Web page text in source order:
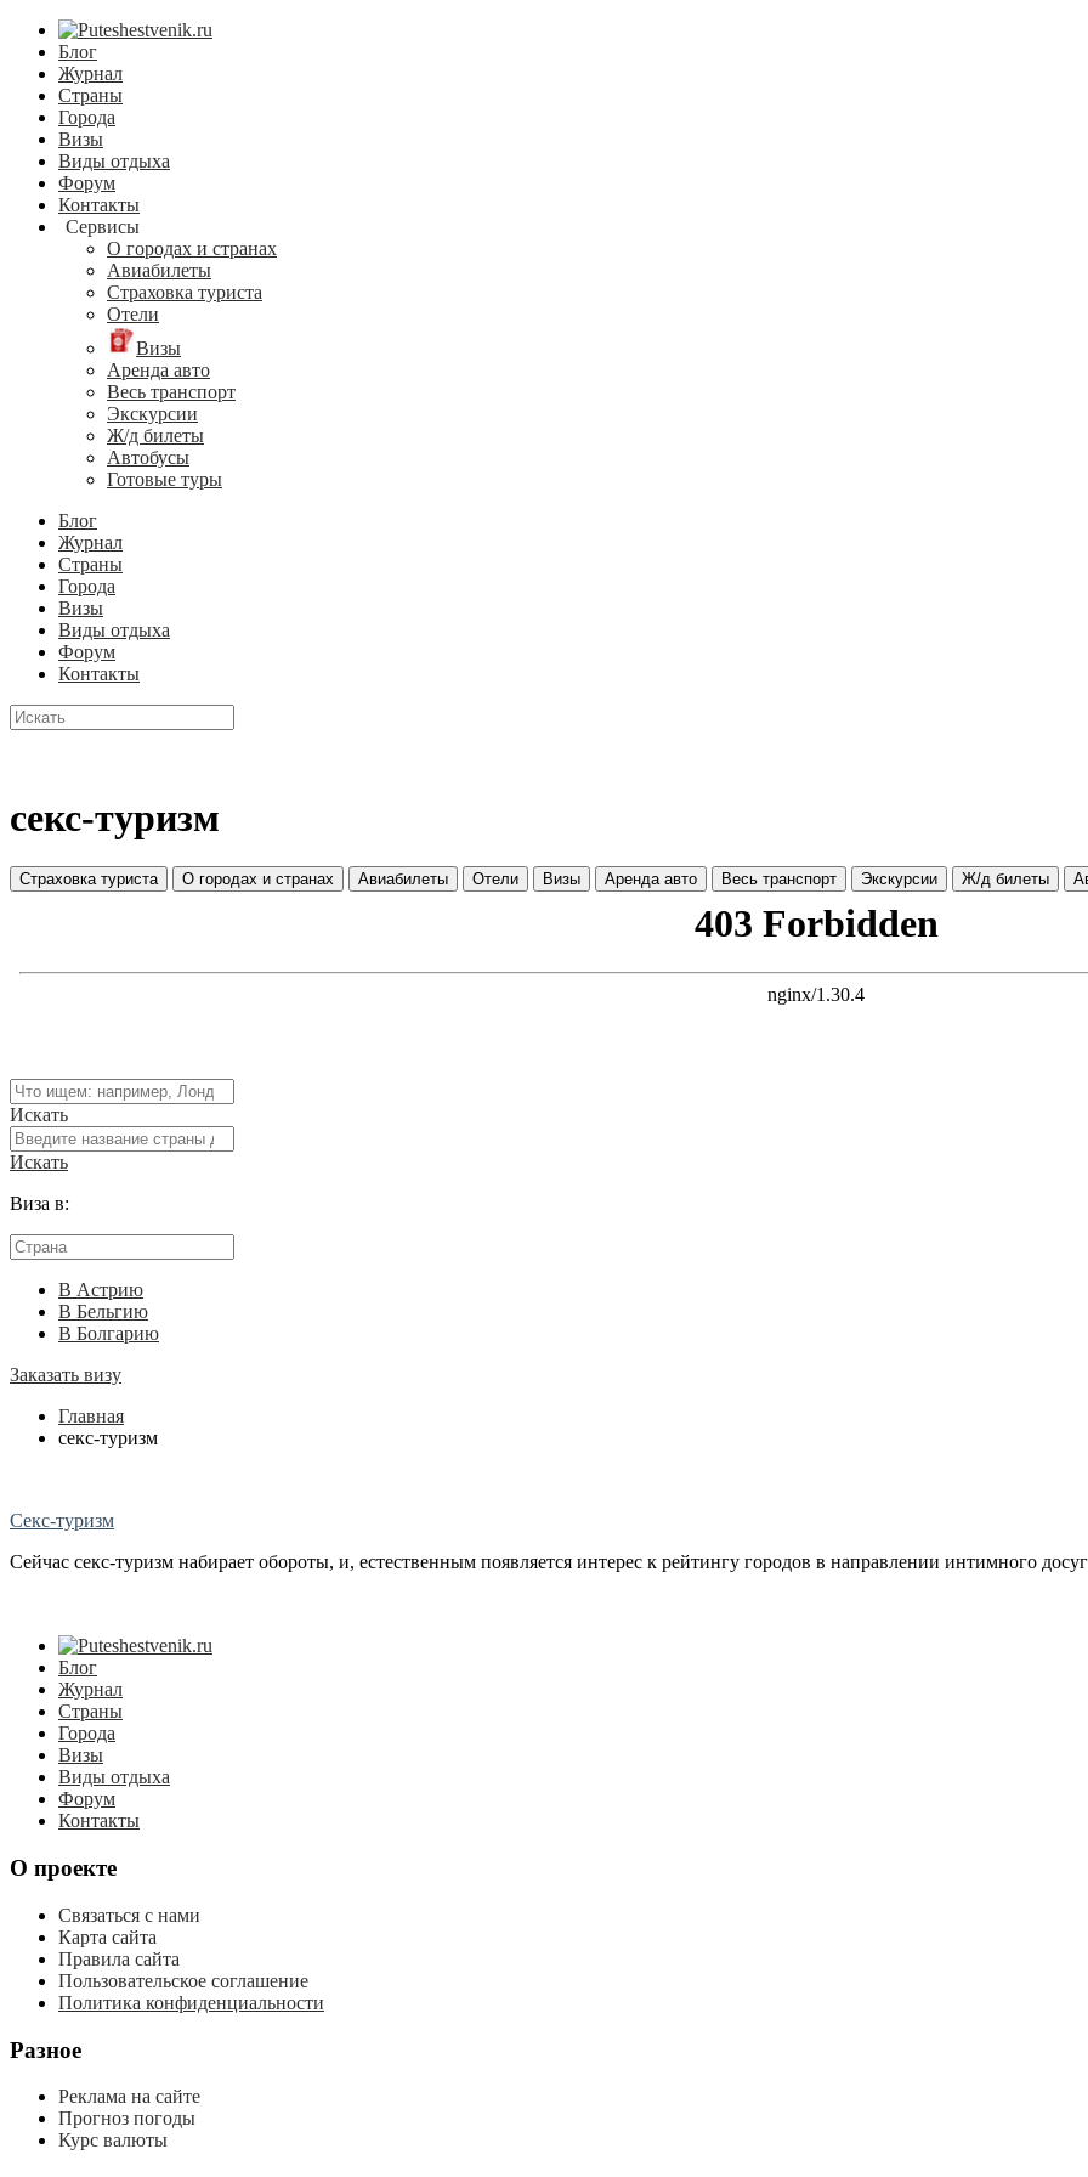
Блог
Журнал
Страны
Города
Визы
Виды отдыха
Форум
Контакты
Сервисы
О городах и странах
Авиабилеты
Страховка туриста
Отели
Визы
Аренда авто
Весь транспорт
Экскурсии
Ж/д билеты
Автобусы
Готовые туры
Блог
Журнал
Страны
Города
Визы
Виды отдыха
Форум
Контакты
секс-туризм
Страховка туриста О городах и странах Авиабилеты Отели Визы Аренда авто Весь транспорт Экскурсии Ж/д билеты
Искать
Искать
Виза в:
В Астрию
В Бельгию
В Болгарию
Заказать визу
Главная
секс-туризм
Секс-туризм
Сейчас секс-туризм набирает обороты, и, естественным появляется интерес к рейтингу городов в направлении интимного
Блог
Журнал
Страны
Города
Визы
Виды отдыха
Форум
Контакты
О проекте
Связаться с нами
Карта сайта
Правила сайта
Пользовательское соглашение
Политика конфиденциальности
Разное
Реклама на сайте
Прогноз погоды
Курс валюты